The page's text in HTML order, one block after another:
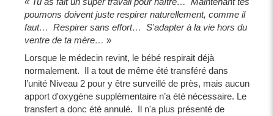
poumons doivent juste respirer naturellement, comme il
faut… Respirer sans effort… S'adapter à la vie hors du
ventre de ta mère… »
Lorsque le médecin revint, le bébé respirait déjà
normalement. Il a tout de même été transféré dans
l’unité Niveau 2 pour y être surveillé de près, mais aucun
apport d'oxygène supplémentaire n’a été nécessaire. Le
transfert a donc été annulé. Il n'a plus présenté de